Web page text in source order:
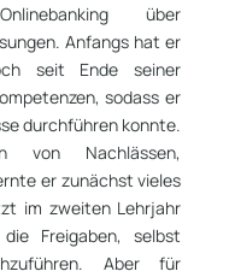
über
Anfangs hat er
seit Ende seiner
sodass er
durchführen konnte.
von Nachlässen,
er zunächst vieles
im zweiten Lehrjahr
Freigaben, selbst
Aber für